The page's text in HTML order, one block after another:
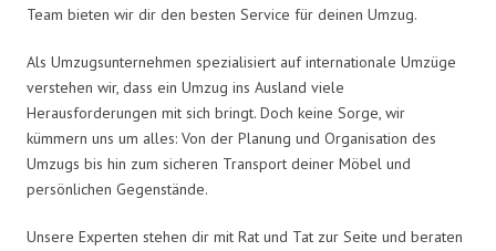
Team bieten wir dir den besten Service für deinen Umzug.
Als Umzugsunternehmen spezialisiert auf internationale Umzüge
verstehen wir, dass ein Umzug ins Ausland viele
Herausforderungen mit sich bringt. Doch keine Sorge, wir
kümmern uns um alles: Von der Planung und Organisation des
Umzugs bis hin zum sicheren Transport deiner Möbel und
persönlichen Gegenstände.
Unsere Experten stehen dir mit Rat und Tat zur Seite und beraten